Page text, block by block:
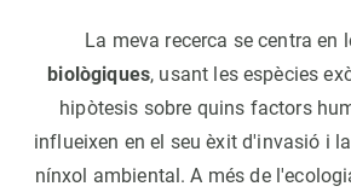
La meva recerca se centra en
biològiques, usant les espècies
hipòtesis sobre quins factors
influeixen en el seu èxit d'invasió i
nínxol ambiental. A més de